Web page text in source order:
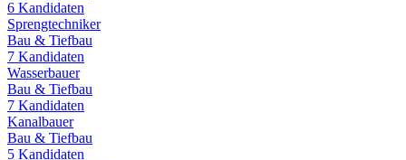
6 Kandidaten
Sprengtechniker
Bau & Tiefbau
7 Kandidaten
Wasserbauer
Bau & Tiefbau
7 Kandidaten
Kanalbauer
Bau & Tiefbau
5 Kandidaten